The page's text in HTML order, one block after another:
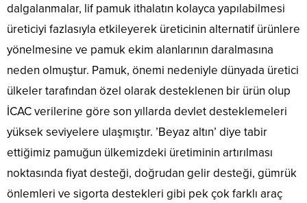
dalgalanmalar, lif pamuk ithalatın kolayca yapılabilmesi
üreticiyi fazlasıyla etkileyerek üreticinin alternatif ürünlere
yönelmesine ve pamuk ekim alanlarının daralmasına
neden olmuştur. Pamuk, önemi nedeniyle dünyada üretici
ülkeler tarafından özel olarak desteklenen bir ürün olup
İCAC verilerine göre son yıllarda devlet desteklemeleri
yüksek seviyelere ulaşmıştır. ’Beyaz altın’ diye tabir
ettiğimiz pamuğun ülkemizdeki üretiminin artırılması
noktasında fiyat desteği, doğrudan gelir desteği, gümrük
önlemleri ve sigorta destekleri gibi pek çok farklı araç